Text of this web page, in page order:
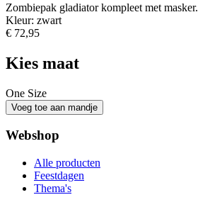
Zombiepak gladiator kompleet met masker.
Kleur: zwart
€ 72,95
Kies maat
One Size
Webshop
Alle producten
Feestdagen
Thema's